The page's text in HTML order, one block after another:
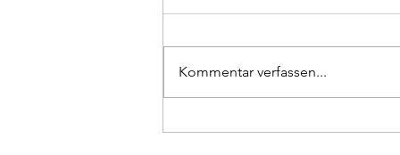
Beats Entangled
Kommentar verfassen...